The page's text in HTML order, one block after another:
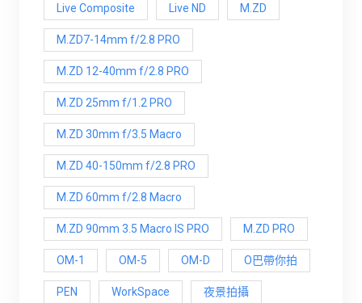
Live Composite Live ND M.ZD
M.ZD7-14mm f/2.8 PRO
M.ZD 12-40mm f/2.8 PRO
M.ZD 25mm f/1.2 PRO
M.ZD 30mm f/3.5 Macro
M.ZD 40-150mm f/2.8 PRO
M.ZD 60mm f/2.8 Macro
M.ZD 90mm 3.5 Macro IS PRO M.ZD PRO
OM-1 OM-5 OM-D O巴帶你拍
PEN WorkSpace 夜景拍攝